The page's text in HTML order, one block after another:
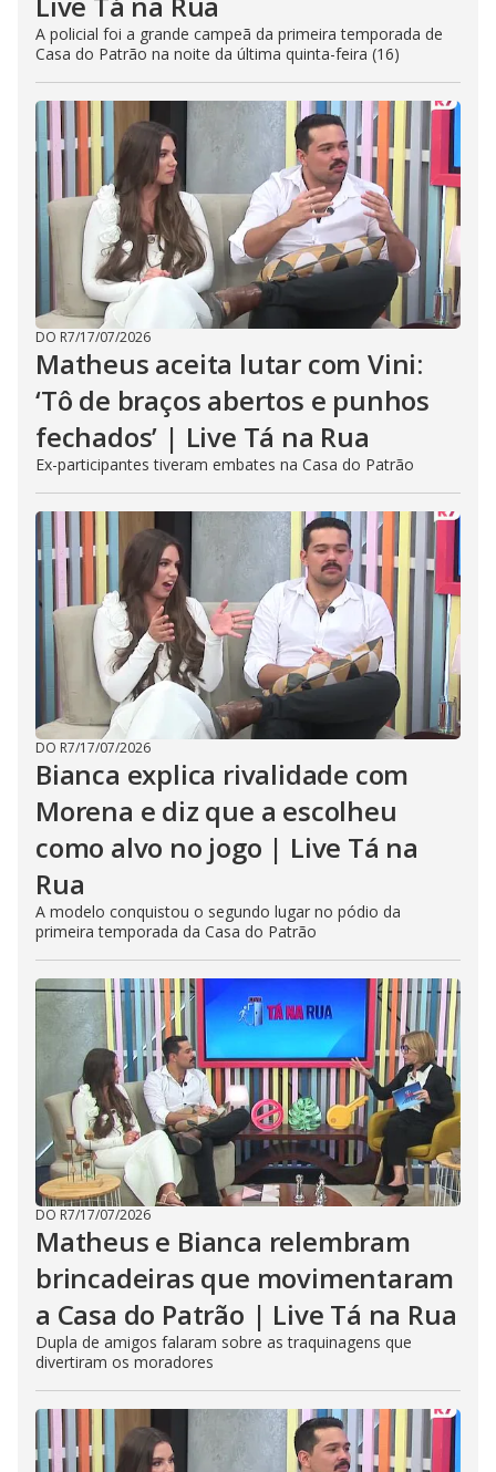
A policial foi a grande campeã da primeira temporada de
Casa do Patrão na noite da última quinta-feira (16)
DO R7/17/07/2026
Matheus aceita lutar com Vini:
‘Tô de braços abertos e punhos
fechados’ | Live Tá na Rua
Ex-participantes tiveram embates na Casa do Patrão
DO R7/17/07/2026
Bianca explica rivalidade com
Morena e diz que a escolheu
como alvo no jogo | Live Tá na
Rua
A modelo conquistou o segundo lugar no pódio da
primeira temporada da Casa do Patrão
DO R7/17/07/2026
Matheus e Bianca relembram
brincadeiras que movimentaram
a Casa do Patrão | Live Tá na Rua
Dupla de amigos falaram sobre as traquinagens que
divertiram os moradores